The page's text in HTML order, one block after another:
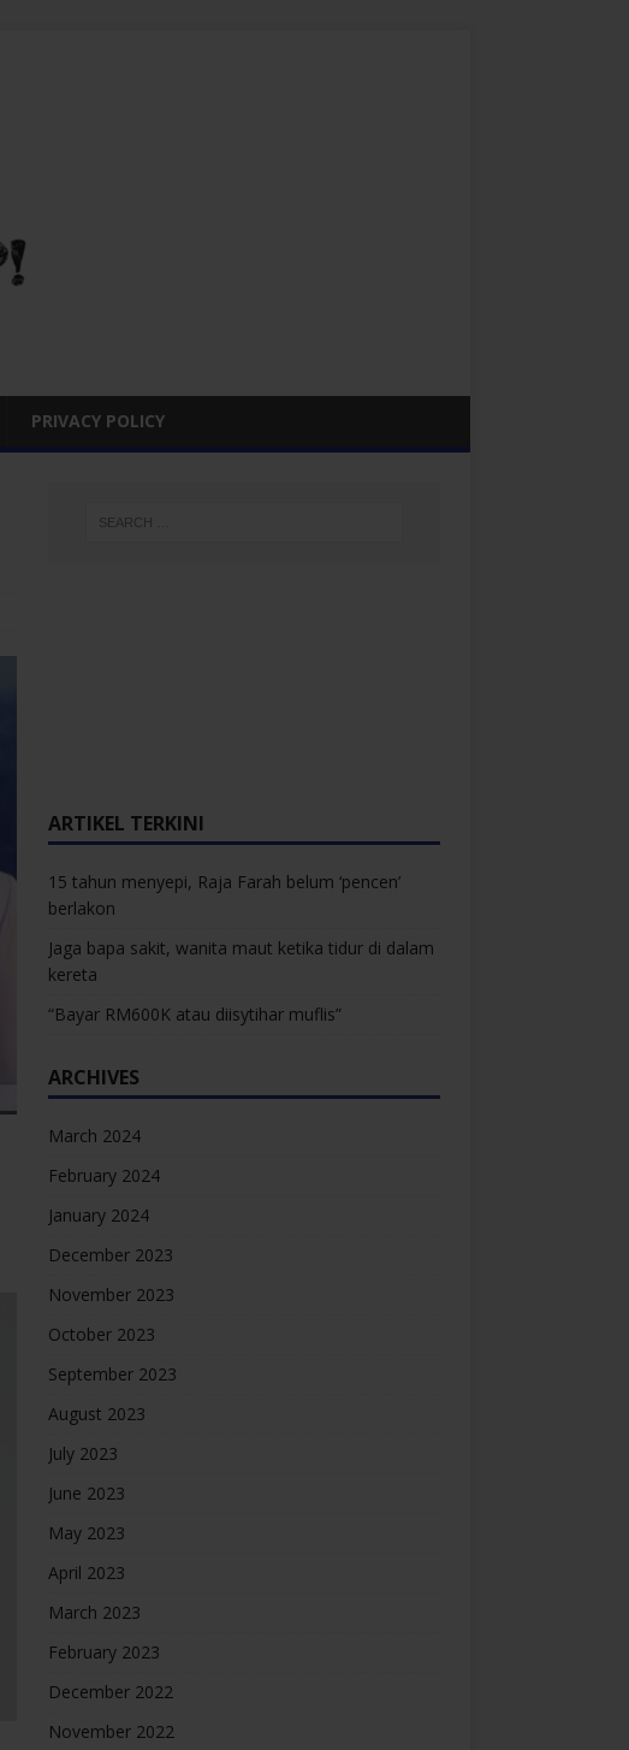
PRIVACY POLICY
ARTIKEL TERKINI
15 tahun menyepi, Raja Farah belum ‘pencen’
berlakon
Jaga bapa sakit, wanita maut ketika tidur di dalam
kereta
“Bayar RM600K atau diisytihar muflis”
ARCHIVES
March 2024
February 2024
January 2024
December 2023
November 2023
October 2023
September 2023
August 2023
July 2023
June 2023
May 2023
April 2023
March 2023
February 2023
December 2022
November 2022